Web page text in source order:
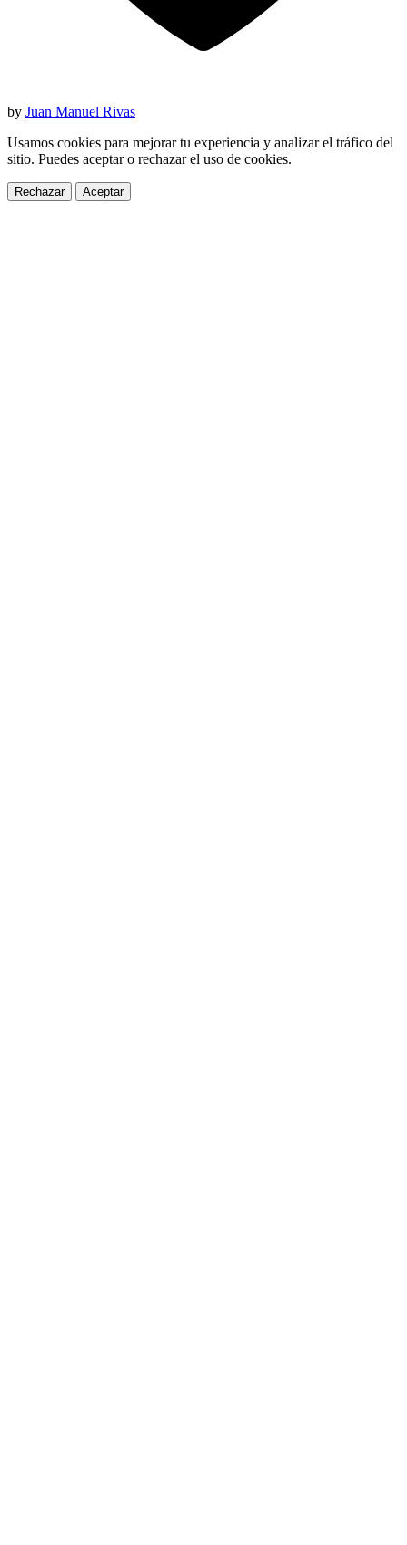
by Juan Manuel Rivas
Usamos cookies para mejorar tu experiencia y analizar el tráfico del
sitio. Puedes aceptar o rechazar el uso de cookies.
Rechazar Aceptar